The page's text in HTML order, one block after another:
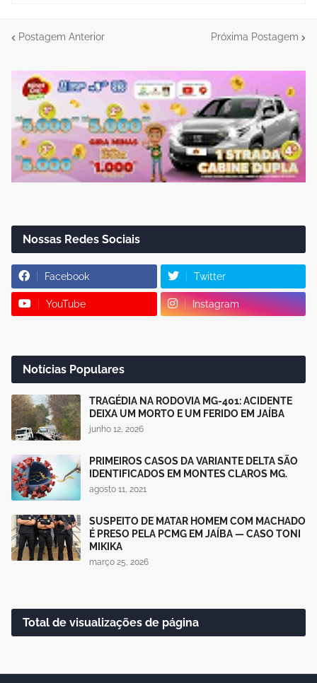
Postagem Anterior Próxima Postagem
Nossas Redes Sociais
Facebook Twitter
YouTube Instagram
Notícias Populares
TRAGÉDIA NA RODOVIA MG-401: ACIDENTE
DEIXA UM MORTO E UM FERIDO EM JAÍBA
junho 12, 2026
PRIMEIROS CASOS DA VARIANTE DELTA SÃO
IDENTIFICADOS EM MONTES CLAROS MG.
agosto 11, 2021
SUSPEITO DE MATAR HOMEM COM MACHADO
É PRESO PELA PCMG EM JAÍBA — CASO TONI
MIKIKA
março 25, 2026
Total de visualizações de página